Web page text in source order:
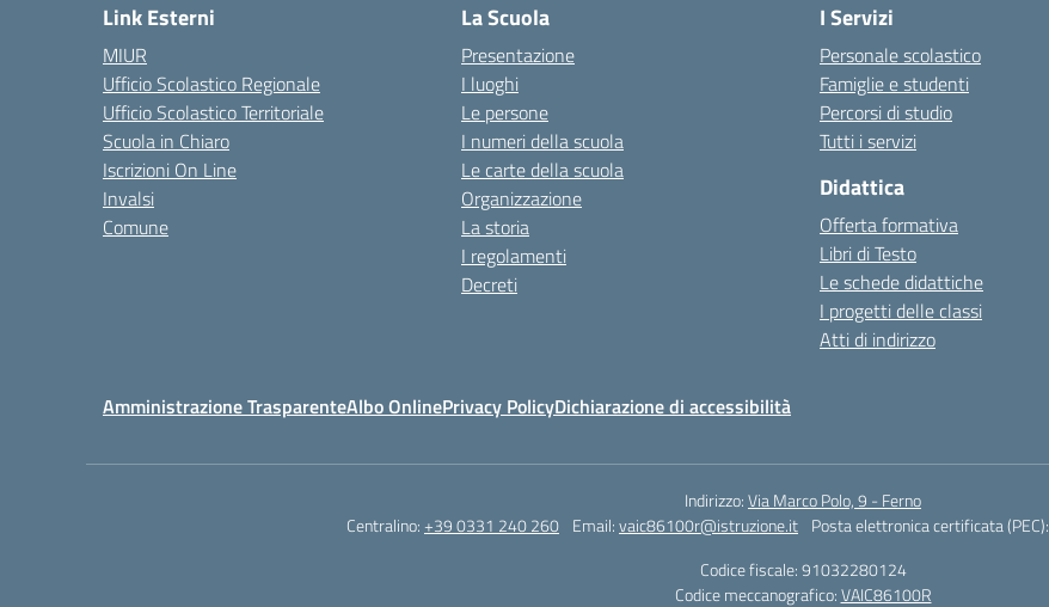
Link Esterni
MIUR
Ufficio Scolastico Regionale
Ufficio Scolastico Territoriale
Scuola in Chiaro
Iscrizioni On Line
Invalsi
Comune
La Scuola
Presentazione
I luoghi
Le persone
I numeri della scuola
Le carte della scuola
Organizzazione
La storia
I regolamenti
Decreti
I Servizi
Personale scolastico
Famiglie e studenti
Percorsi di studio
Tutti i servizi
Didattica
Offerta formativa
Libri di Testo
Le schede didattiche
I progetti delle classi
Atti di indirizzo
Amministrazione TrasparenteAlbo OnlinePrivacy PolicyDichiarazione di accessibilità
Indirizzo:Via Marco Polo, 9 - Ferno
Centralino:+39 0331 240 260 Email:vaic86100r@istruzione.it Posta elettronica certificata (PEC):
Codice fiscale: 91032280124
Codice meccanografico:VAIC86100R